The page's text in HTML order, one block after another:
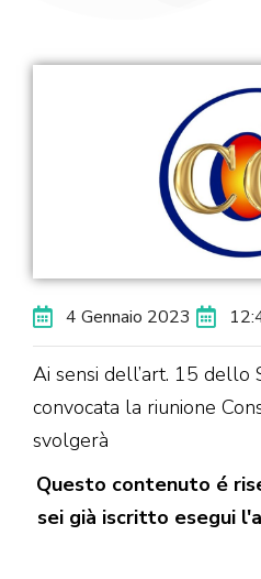
4 Gennaio 2023
Ai sensi dell’art. 15 dello
convocata la riunione
svolgerà
Questo contenuto é
sei già iscritto esegui